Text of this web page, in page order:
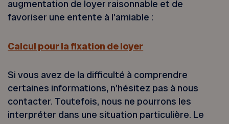
augmentation de loyer raisonnable et de
favoriser une entente à l’amiable :
Calcul pour la fixation de loyer
Si vous avez de la difficulté à comprendre
certaines informations, n’hésitez pas à nous
contacter. Toutefois, nous ne pourrons les
interpréter dans une situation particulière. Le